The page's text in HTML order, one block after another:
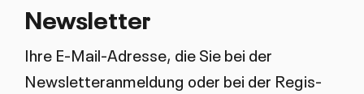
Newslet­ter
Ih­re E-Mail-Adres­se, die Sie bei der
Newslet­teran­mel­dung oder bei der Re­gis­